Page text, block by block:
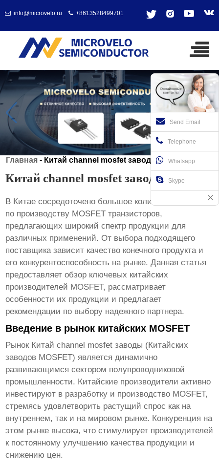
info@microvelo.ru +8613528499701
Главная - Китай channel mosfet заводы
Китай channel mosfet заводы
В Китае сосредоточено большое количество заводов
по производству MOSFET транзисторов,
предлагающих широкий спектр продукции для
различных применений. От выбора подходящего
поставщика зависит качество конечного продукта и
его конкурентоспособность на рынке. Данная статья
предоставляет обзор ключевых китайских
производителей MOSFET, рассматривает
особенности их продукции и предлагает
рекомендации по выбору надежного партнера.
Введение в рынок китайских MOSFET
Рынок Китай channel mosfet заводы (Китайских
заводов MOSFET) является динамично
развивающимся сектором полупроводниковой
промышленности. Китайские производители активно
инвестируют в разработку и производство MOSFET,
стремясь удовлетворить растущий спрос как на
внутреннем, так и на мировом рынке. Конкуренция на
этом рынке высока, что стимулирует производителей
к постоянному улучшению качества продукции и
снижению цен.
Send Email
Telephone
Whatsapp
Skype